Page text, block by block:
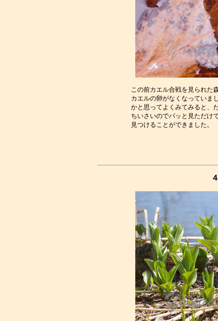
この前カエル合戦を見られた
カエルの卵がなくなっていま
かと思ってよくみてみると、
ちいさいのでパッと見ただけ